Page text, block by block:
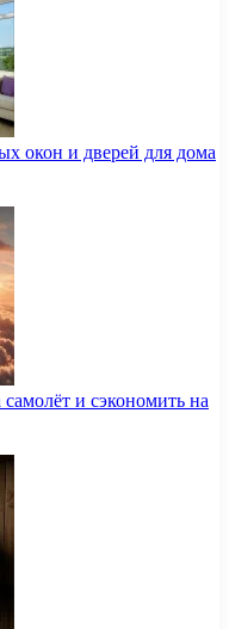
окон и дверей для дома
и сэкономить на